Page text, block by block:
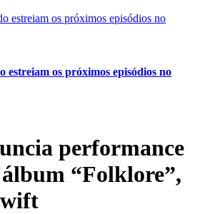
estreiam os próximos episódios no
performance
álbum “Folklore”,